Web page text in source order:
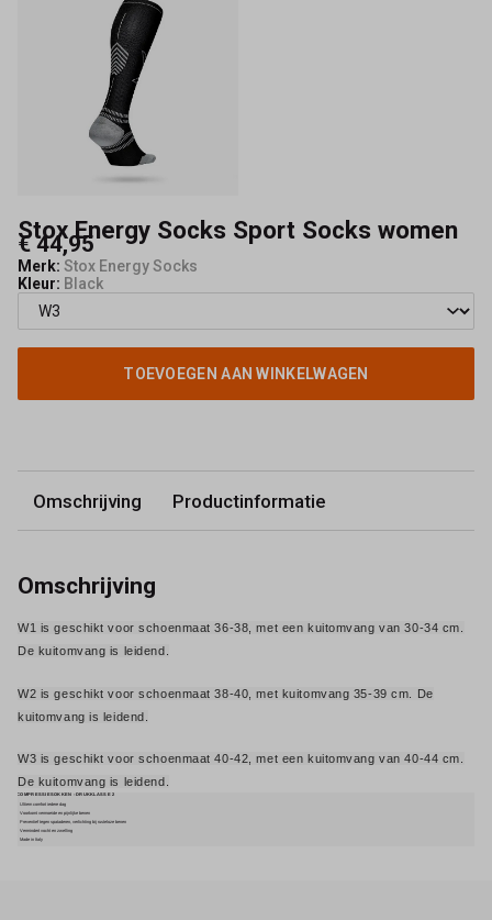
Schoenmode
Kerkhof
Stox Energy Socks Sport Socks women
€ 44,95
Merk: Stox Energy Socks
Kleur: Black
TOEVOEGEN AAN WINKELWAGEN
Omschrijving Productinformatie
Omschrijving
W1 is geschikt voor schoenmaat 36-38, met een kuitomvang van 30-34 cm.
De kuitomvang is leidend.
W2 is geschikt voor schoenmaat 38-40, met kuitomvang 35-39 cm. De
kuitomvang is leidend.
W3 is geschikt voor schoenmaat 40-42, met een kuitomvang van 40-44 cm.
De kuitomvang is leidend.
COMPRESSIESOKKEN - DRUKKLASSE 2
Ultiem comfort iedere dag
Voorkomt vermoeide en pijnlijke benen
Preventief tegen spataderen, verlichting bij rusteloze benen
Vermindert vocht en zwelling
Made in Italy